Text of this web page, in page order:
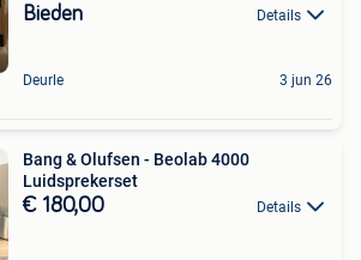
Bieden Details
Deurle 3 jun 26
Bang & Olufsen - Beolab 4000
Luidsprekerset
€ 180,00 Details